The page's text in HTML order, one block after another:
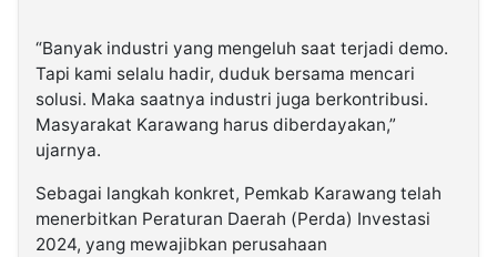
“Banyak industri yang mengeluh saat terjadi demo.
Tapi kami selalu hadir, duduk bersama mencari
solusi. Maka saatnya industri juga berkontribusi.
Masyarakat Karawang harus diberdayakan,”
ujarnya.
Sebagai langkah konkret, Pemkab Karawang telah
menerbitkan Peraturan Daerah (Perda) Investasi
2024, yang mewajibkan perusahaan